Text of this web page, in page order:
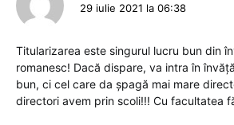
29 iulie 2021 la 06:38
Titularizarea este singurul lucru bun din
romanesc! Dacă dispare, va intra în
bun, ci cel care da șpagă mai mare
directori avem prin scoli!!! Cu facultatea